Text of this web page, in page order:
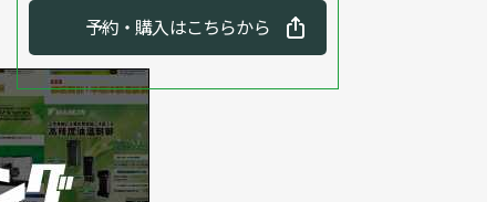
予約・購入はこちらから